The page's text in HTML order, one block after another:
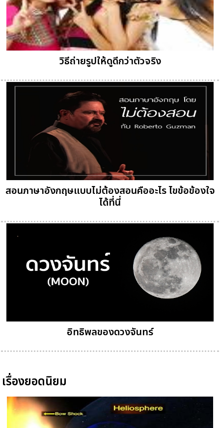
วิธีถ่ายรูปให้ดูดีกว่าตัวจริง
สอนภาษาอังกฤษแบบไม่ต้องสอนคืออะไร ไขข้อข้องใจ
ได้ที่นี่
อิทธิพลของดวงจันทร์
เรื่องยอดนิยม